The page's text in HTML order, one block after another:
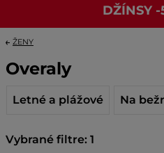
DŽÍNSY -
ŽENY
Overaly
Letné a plážové Na
Vybrané filtre: 1